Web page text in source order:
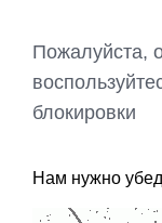
Пожалуйста,
блокировки
Нам нужно